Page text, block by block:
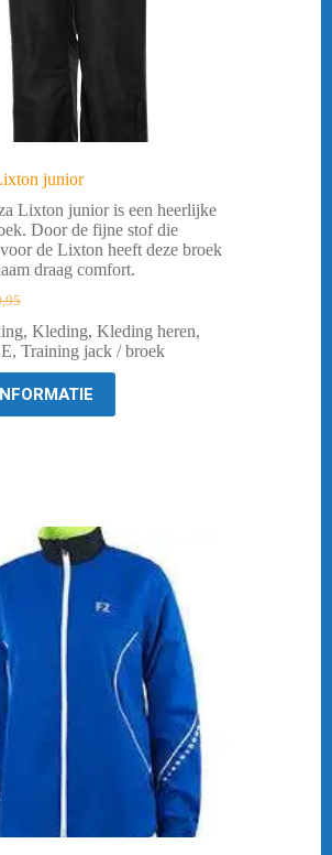
junior
Lixton junior is een heerlijke
Door de fijne stof die
de Lixton heeft deze broek
draag comfort.
, Kleding, Kleding heren,
, Training jack / broek